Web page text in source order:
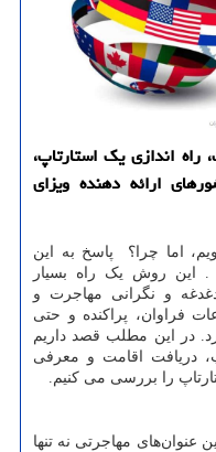
اندازی یک استارتاپ،
ارائه دهنده ویزای
اما چرا؟ پاسخ به این
روش یک راه بسیار
و نگرانی مهاجرت و
فراوان، پراکنده و حتی
در این مطلب قصد داریم
دریافت اقامت و معرفی
را بررسی می کنیم.
عنوانهای مهاجرتی نه تنها